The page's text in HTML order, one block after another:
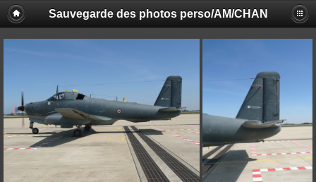
Sauvegarde des photos perso/AM/CHAN